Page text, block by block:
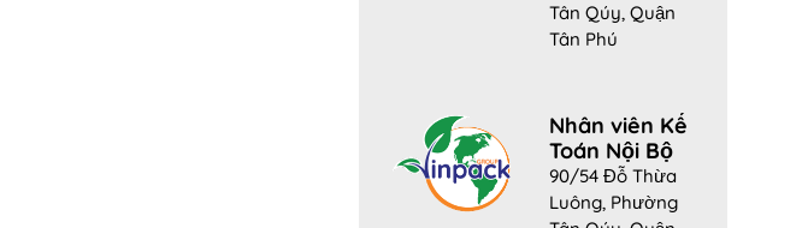
Tân Qúy, Quận
Tân Phú
Nhân viên Kế
Toán Nội Bộ
90/54 Đỗ Thừa
Luông, Phường